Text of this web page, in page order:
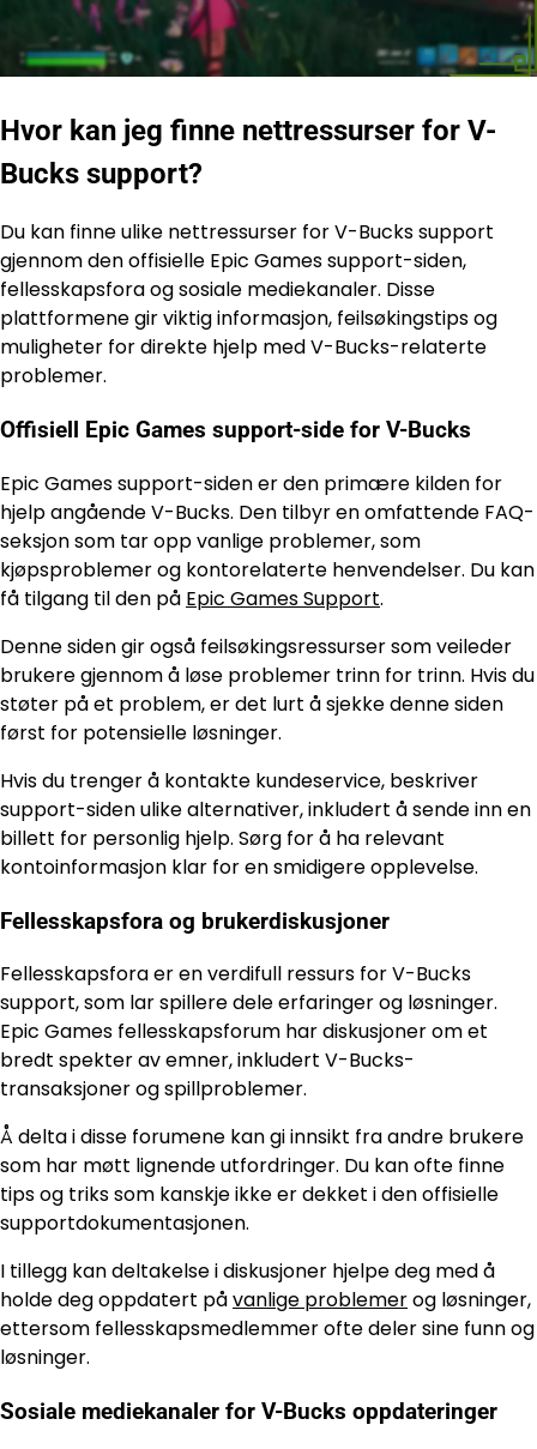
Hvor kan jeg finne nettressurser for V-
Bucks support?
Du kan finne ulike nettressurser for V-Bucks support
gjennom den offisielle Epic Games support-siden,
fellesskapsfora og sosiale mediekanaler. Disse
plattformene gir viktig informasjon, feilsøkingstips og
muligheter for direkte hjelp med V-Bucks-relaterte
problemer.
Offisiell Epic Games support-side for V-Bucks
Epic Games support-siden er den primære kilden for
hjelp angående V-Bucks. Den tilbyr en omfattende FAQ-
seksjon som tar opp vanlige problemer, som
kjøpsproblemer og kontorelaterte henvendelser. Du kan
få tilgang til den på Epic Games Support.
Denne siden gir også feilsøkingsressurser som veileder
brukere gjennom å løse problemer trinn for trinn. Hvis du
støter på et problem, er det lurt å sjekke denne siden
først for potensielle løsninger.
Hvis du trenger å kontakte kundeservice, beskriver
support-siden ulike alternativer, inkludert å sende inn en
billett for personlig hjelp. Sørg for å ha relevant
kontoinformasjon klar for en smidigere opplevelse.
Fellesskapsfora og brukerdiskusjoner
Fellesskapsfora er en verdifull ressurs for V-Bucks
support, som lar spillere dele erfaringer og løsninger.
Epic Games fellesskapsforum har diskusjoner om et
bredt spekter av emner, inkludert V-Bucks-
transaksjoner og spillproblemer.
Å delta i disse forumene kan gi innsikt fra andre brukere
som har møtt lignende utfordringer. Du kan ofte finne
tips og triks som kanskje ikke er dekket i den offisielle
supportdokumentasjonen.
I tillegg kan deltakelse i diskusjoner hjelpe deg med å
holde deg oppdatert påvanlige problemerog løsninger,
ettersom fellesskapsmedlemmer ofte deler sine funn og
løsninger.
Sosiale mediekanaler for V-Bucks oppdateringer